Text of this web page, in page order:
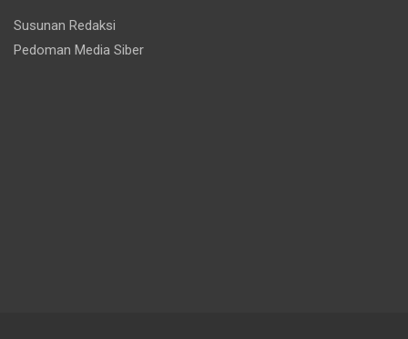
Susunan Redaksi
Pedoman Media Siber